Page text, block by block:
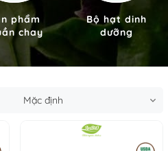
phẩm
chay
Bộ hạt dinh
dưỡng
Mặc định